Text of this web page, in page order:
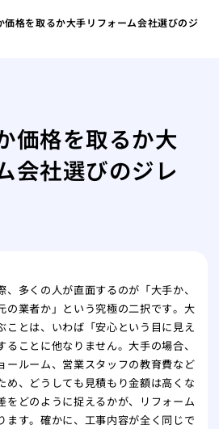
価格を取るか大手リフォーム会社選びのジ
シ
素
能
こ
替え
価格を取るか大
会社選びのジレ
、多くの人が直面するのが「大手か、
の業者か」という究極の二択です。大
ことは、いわば「安心という目に見え
ることに他なりません。大手の場合、
ールーム、営業スタッフの教育費など
め、どうしても見積もり金額は高くな
をどのように捉えるかが、リフォーム
ます。確かに、工事内容が全く同じで